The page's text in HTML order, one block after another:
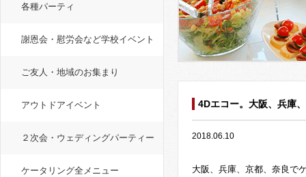
4Dエコー。大阪、兵庫
2018.06.10
大阪、兵庫、京都、奈良で
各種パーティ
謝恩会・慰労会など学校イベント
ご友人・地域のお集まり
アウトドアイベント
２次会・ウェディングパーティー
ケータリング全メニュー